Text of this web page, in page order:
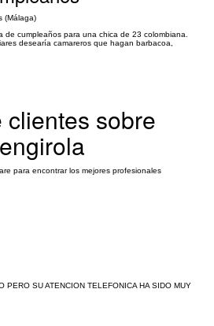
(Málaga)
de cumpleaños para una chica de 23 colombiana.
desearía camareros que hagan barbacoa,
sobre
para encontrar los mejores profesionales
PERO SU ATENCION TELEFONICA HA SIDO MUY